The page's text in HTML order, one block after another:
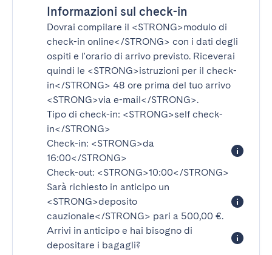
Informazioni sul check-in
Dovrai compilare il <STRONG>modulo di
check-in online</STRONG> con i dati degli
ospiti e l'orario di arrivo previsto. Riceverai
quindi le <STRONG>istruzioni per il check-
in</STRONG> 48 ore prima del tuo arrivo
<STRONG>via e-mail</STRONG>.
Tipo di check-in: <STRONG>self check-
in</STRONG>
Check-in: <STRONG>da
16:00</STRONG>
Check-out: <STRONG>10:00</STRONG>
Sarà richiesto in anticipo un
<STRONG>deposito
cauzionale</STRONG> pari a 500,00 €.
Arrivi in anticipo e hai bisogno di
depositare i bagagli?